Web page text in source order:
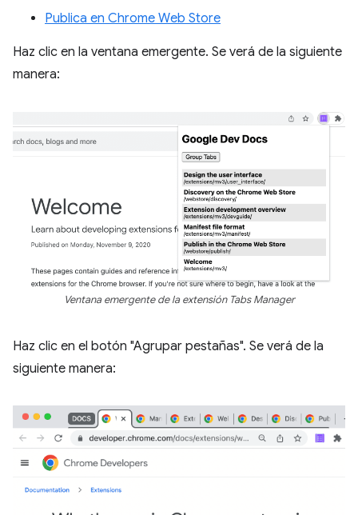
Publica en Chrome Web Store
Haz clic en la ventana emergente. Se verá de la siguiente
manera:
Ventana emergente de la extensión Tabs Manager
Haz clic en el botón "Agrupar pestañas". Se verá de la
siguiente manera: